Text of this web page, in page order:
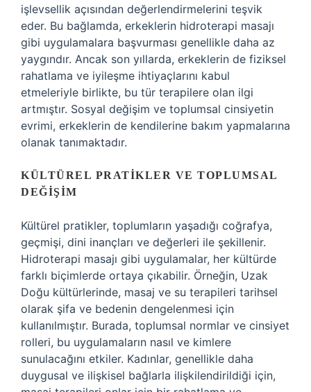
işlevsellik açısından değerlendirmelerini teşvik
eder. Bu bağlamda, erkeklerin hidroterapi masajı
gibi uygulamalara başvurması genellikle daha az
yaygındır. Ancak son yıllarda, erkeklerin de fiziksel
rahatlama ve iyileşme ihtiyaçlarını kabul
etmeleriyle birlikte, bu tür terapilere olan ilgi
artmıştır. Sosyal değişim ve toplumsal cinsiyetin
evrimi, erkeklerin de kendilerine bakım yapmalarına
olanak tanımaktadır.
KÜLTÜREL PRATIKLER VE TOPLUMSAL
DEĞIŞIM
Kültürel pratikler, toplumların yaşadığı coğrafya,
geçmişi, dini inançları ve değerleri ile şekillenir.
Hidroterapi masajı gibi uygulamalar, her kültürde
farklı biçimlerde ortaya çıkabilir. Örneğin, Uzak
Doğu kültürlerinde, masaj ve su terapileri tarihsel
olarak şifa ve bedenin dengelenmesi için
kullanılmıştır. Burada, toplumsal normlar ve cinsiyet
rolleri, bu uygulamaların nasıl ve kimlere
sunulacağını etkiler. Kadınlar, genellikle daha
duygusal ve ilişkisel bağlarla ilişkilendirildiği için,